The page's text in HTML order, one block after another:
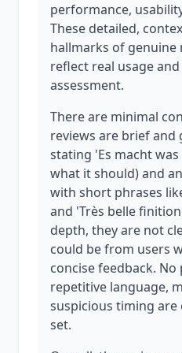
performance,
These detailed,
hallmarks of genuine
reflect real usage
assessment.
There are minimal
reviews are brief and
stating 'Es macht
what it should) and
with short phrases
and 'Très belle
depth, they are not
could be from users
concise feedback.
repetitive language,
suspicious timing are
set.